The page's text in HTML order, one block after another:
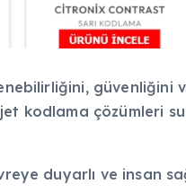
güvenliğini
kodlama çözümleri
duyarlı ve insan